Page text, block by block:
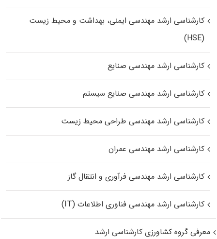
کارشناسی ارشد مهندسی ایمنی، بهداشت و محیط زیست
(HSE)
کارشناسی ارشد مهندسی صنایع
کارشناسی ارشد مهندسی صنایع سیستم
کارشناسی ارشد مهندسی طراحی محیط زیست
کارشناسی ارشد مهندسی عمران
کارشناسی ارشد مهندسی فرآوری و انتقال گاز
کارشناسی ارشد مهندسی فناوری اطلاعات (IT)
معرفی گروه کشاورزی کارشناسی ارشد